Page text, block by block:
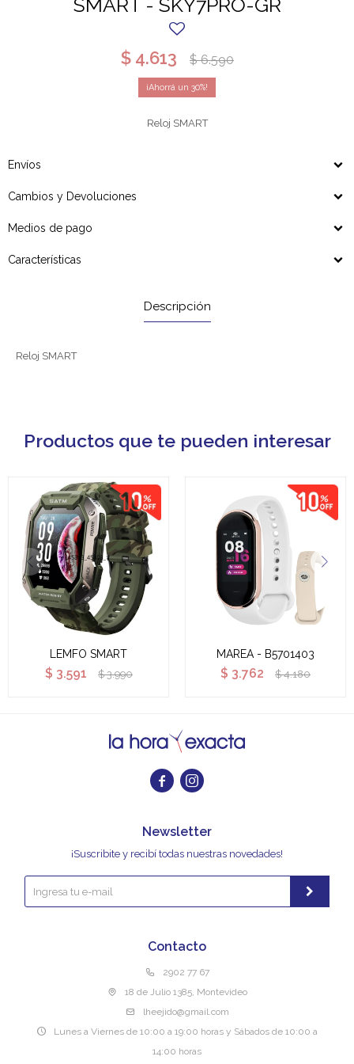
SMART - SKY7PRO-GR
$ 4.613 $ 6.590
30
Reloj SMART
Envíos
Cambios y Devoluciones
Medios de pago
Características
Descripción
Reloj SMART
Productos que te pueden interesar
LEMFO SMART
$ 3.591 $ 3.990
MAREA - B5701403
$ 3.762 $ 4.180
 
Contacto
2902 77 67
18 de Julio 1385, Montevideo
lheejido@gmail.com
Lunes a Viernes de 10:00 a 19:00 horas y Sábados de 10:00 a
14:00 horas
Newsletter
¡Suscribite y recibí todas nuestras novedades!